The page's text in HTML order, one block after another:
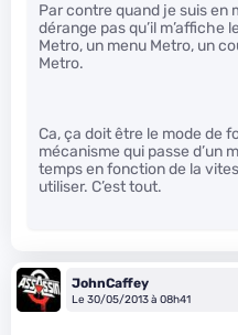
Par contre quand je suis en
dérange pas qu’il m’affiche
Metro, un menu Metro, un
Metro.
Ca, ça doit être le mode de
mécanisme qui passe d’un
temps en fonction de la
utiliser. C’est tout.
JohnCaffey
Le 30/05/2013 à 08h41